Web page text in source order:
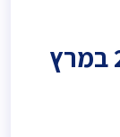
סיכום חדשות השבוע/ 24 במרץ